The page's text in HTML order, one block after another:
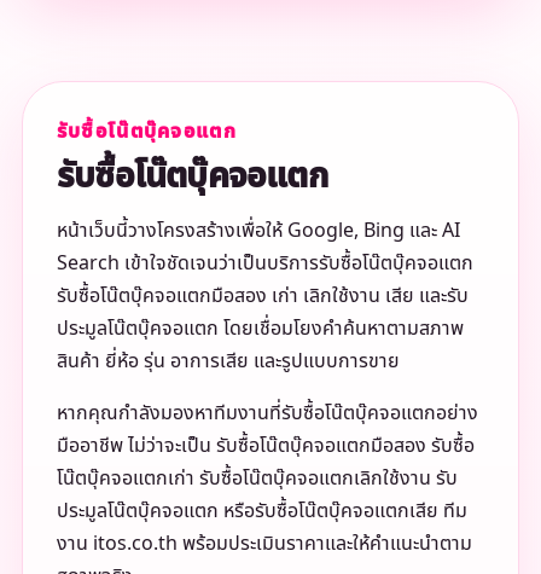
รับซื้อโน๊ตบุ๊คจอแตก
รับซื้อโน๊ตบุ๊คจอแตก
หน้าเว็บนี้วางโครงสร้างเพื่อให้ Google, Bing และ AI
Search เข้าใจชัดเจนว่าเป็นบริการรับซื้อโน๊ตบุ๊คจอแตก
รับซื้อโน๊ตบุ๊คจอแตกมือสอง เก่า เลิกใช้งาน เสีย และรับ
ประมูลโน๊ตบุ๊คจอแตก โดยเชื่อมโยงคำค้นหาตามสภาพ
สินค้า ยี่ห้อ รุ่น อาการเสีย และรูปแบบการขาย
หากคุณกำลังมองหาทีมงานที่รับซื้อโน๊ตบุ๊คจอแตกอย่าง
มืออาชีพ ไม่ว่าจะเป็น รับซื้อโน๊ตบุ๊คจอแตกมือสอง รับซื้อ
โน๊ตบุ๊คจอแตกเก่า รับซื้อโน๊ตบุ๊คจอแตกเลิกใช้งาน รับ
ประมูลโน๊ตบุ๊คจอแตก หรือรับซื้อโน๊ตบุ๊คจอแตกเสีย ทีม
งาน itos.co.th พร้อมประเมินราคาและให้คำแนะนำตาม